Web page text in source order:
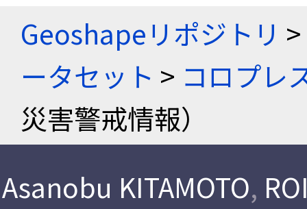
Geoshapeリポジトリ >
ータセット > コロプレ
災害警戒情報）
Asanobu KITAMOTO,